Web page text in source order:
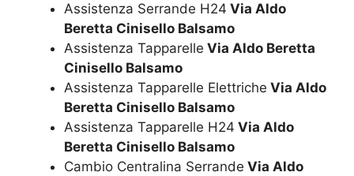
Assistenza Serrande H24 Via Aldo
Beretta Cinisello Balsamo
Assistenza Tapparelle Via Aldo Beretta
Cinisello Balsamo
Assistenza Tapparelle Elettriche Via Aldo
Beretta Cinisello Balsamo
Assistenza Tapparelle H24 Via Aldo
Beretta Cinisello Balsamo
Cambio Centralina Serrande Via Aldo